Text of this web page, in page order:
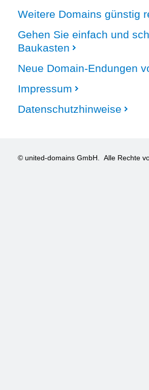
Weitere Domains günstig
Gehen Sie einfach und
Baukasten
Neue Domain-Endungen
Impressum
Datenschutzhinweise
© united-domains GmbH. Alle Rechte